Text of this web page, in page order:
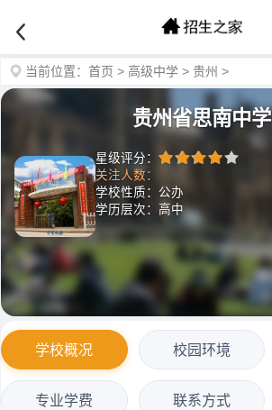
当前位置： 首页 > 高级中学 > 贵州 >
贵州省思南中学
星级评分：
关注人数：
学校性质：公办
学历层次：高中
学校概况 校园环境
专业学费 联系方式